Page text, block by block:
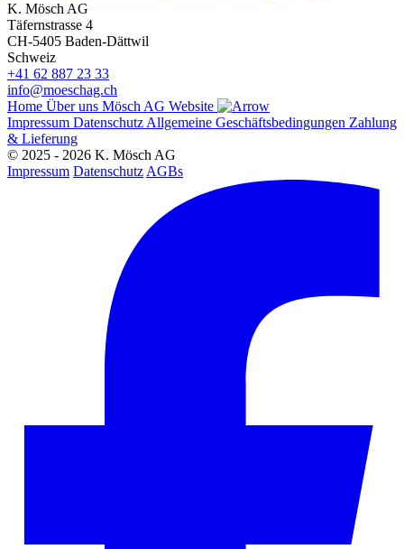
K. Mösch AG
Täfernstrasse 4
CH-5405 Baden-Dättwil
Schweiz
+41 62 887 23 33
info@moeschag.ch
Home Über uns Mösch AG Website
Impressum Datenschutz Allgemeine Geschäftsbedingungen Zahlung
& Lieferung
© 2025 - 2026 K. Mösch AG
Impressum Datenschutz AGBs